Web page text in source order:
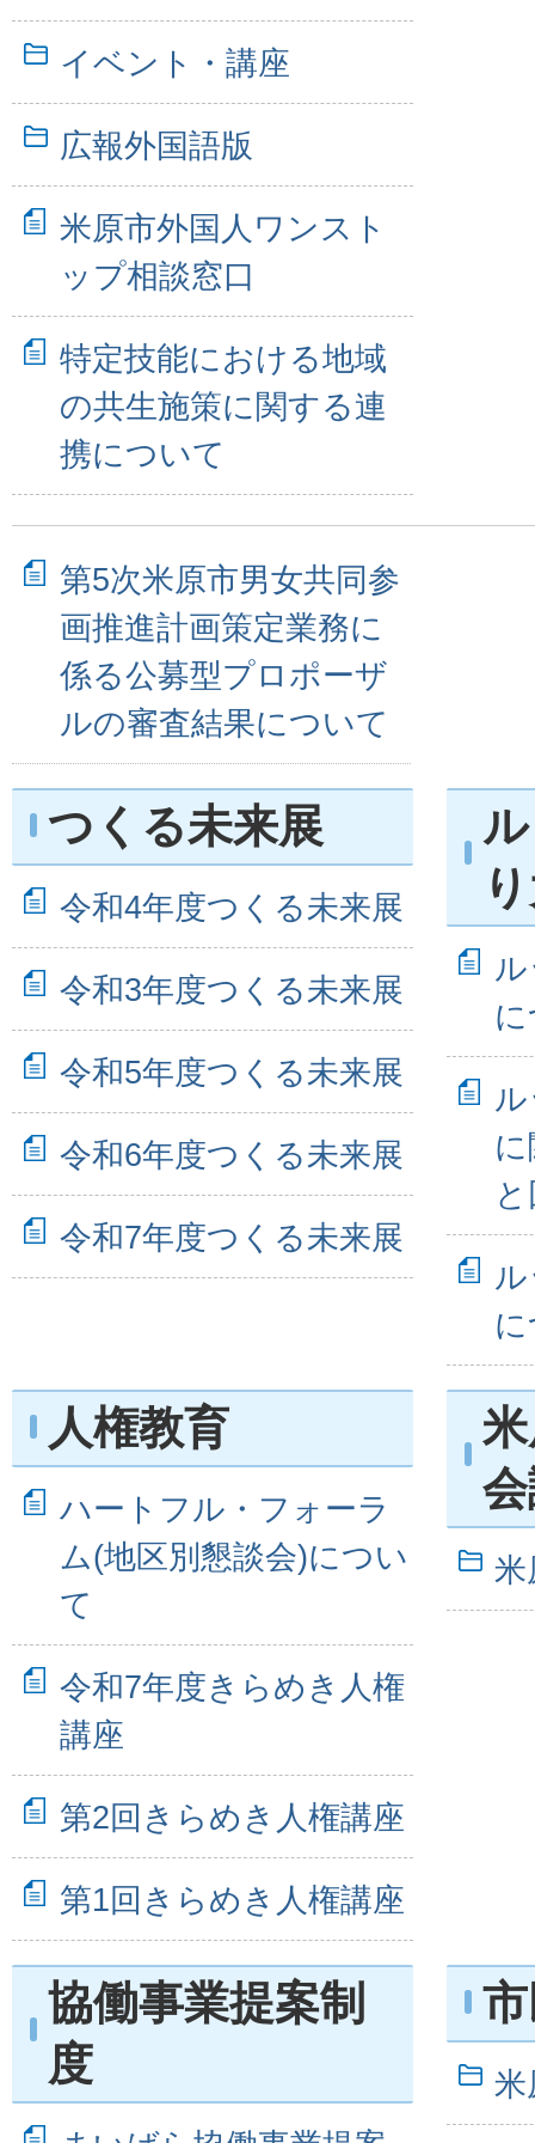
イベント・講座
広報外国語版
米原市外国人ワンスト
ップ相談窓口
特定技能における地域
の共生施策に関する連
携について
第5次米原市男女共同参
画推進計画策定業務に
係る公募型プロポーザ
ルの審査結果について
つくる未来展
令和4年度つくる未来展
令和3年度つくる未来展
令和5年度つくる未来展
令和6年度つくる未来展
令和7年度つくる未来展
人権教育
ハートフル・フォーラ
ム(地区別懇談会)につい
て
令和7年度きらめき人権
講座
第2回きらめき人権講座
第1回きらめき人権講座
米
協働事業提案制
度
米